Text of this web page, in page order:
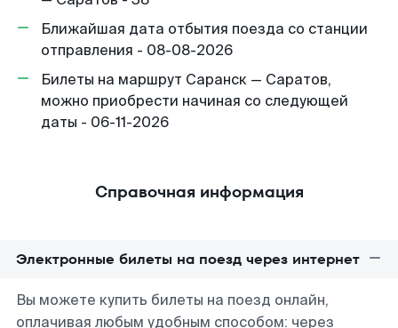
Ближайшая дата отбытия поезда со станции
отправления - 08-08-2026
Билеты на маршрут Саранск — Саратов,
можно приобрести начиная со следующей
даты - 06-11-2026
Справочная информация
Электронные билеты на поезд через интернет
Вы можете купить билеты на поезд онлайн,
оплачивая любым удобным способом: через